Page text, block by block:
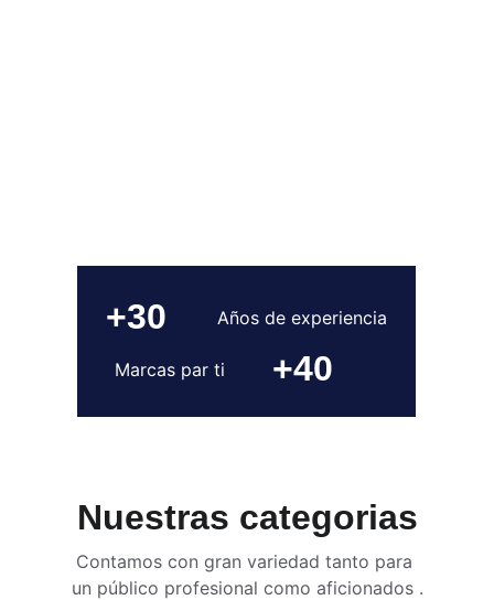
+30
+40
Marcas par ti
Años de experiencia
Nuestras categorias
Contamos con gran variedad tanto para
un público profesional como aficionados .